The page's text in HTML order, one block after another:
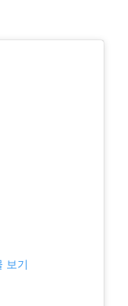
보기